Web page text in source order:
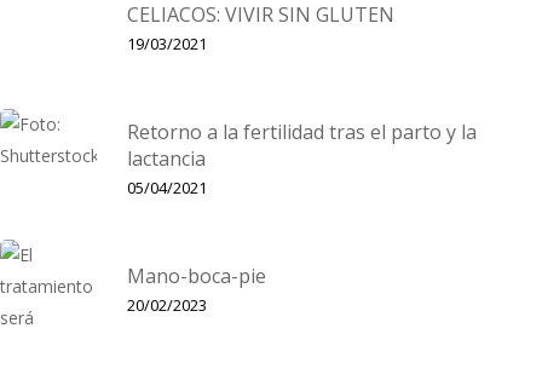
14 de junio será la inauguración de la Copa Mundial de la Fifa
CELIACOS: VIVIR SIN GLUTEN
19/03/2021
Retorno a la fertilidad tras el parto y la
lactancia
05/04/2021
Mano-boca-pie
20/02/2023